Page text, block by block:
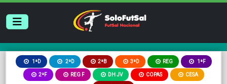
1ªD 2ªD 2ªB 3ªD REG 1ªF
2ªF REG F DH JV COPAS CESA